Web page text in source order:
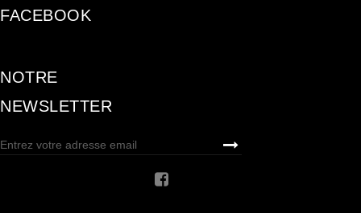
FACEBOOK
NOTRE
NEWSLETTER